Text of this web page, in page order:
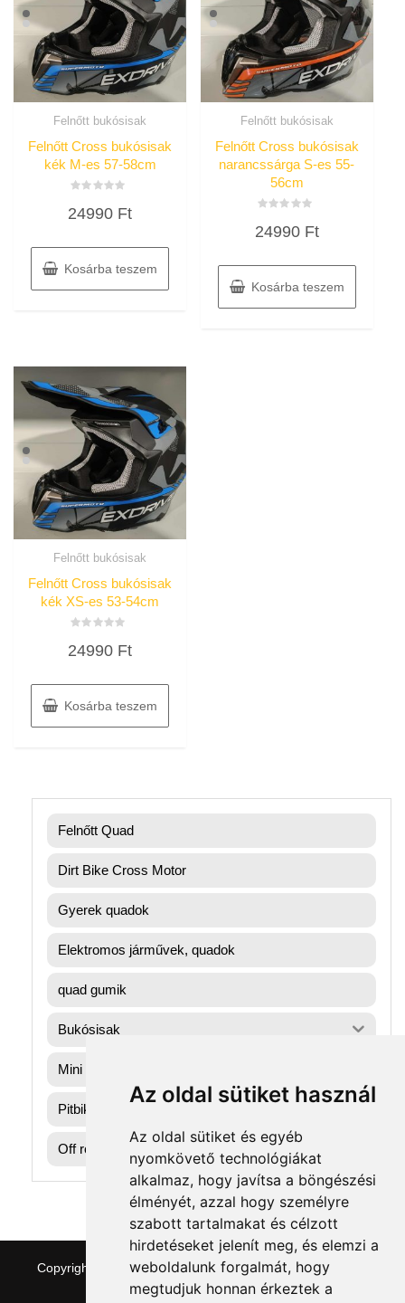
Az oldal sütiket használ
Az oldal sütiket és egyéb
nyomkövető technológiákat
alkalmaz, hogy javítsa a böngészési
élményét, azzal hogy személyre
szabott tartalmakat és célzott
hirdetéseket jelenít meg, és elemzi a
weboldalunk forgalmát, hogy
megtudjuk honnan érkeztek a
Felnőtt bukósisak
Felnőtt Cross bukósisak
kék M-es 57-58cm
0
24990 Ft
Kosárba teszem
Felnőtt bukósisak
Felnőtt Cross bukósisak
narancssárga S-es 55-
56cm
0
24990 Ft
Kosárba teszem
Felnőtt bukósisak
Felnőtt Cross bukósisak
kék XS-es 53-54cm
0
24990 Ft
Kosárba teszem
Felnőtt Quad
Dirt Bike Cross Motor
Gyerek quadok
Elektromos járművek, quadok
quad gumik
Bukósisak
Mini gyerek quad
Pitbike dirtbike gumik
Off road motorok
Copyright © 2026 quaddepo.com | Theme: NewStore
ThemeFarmer